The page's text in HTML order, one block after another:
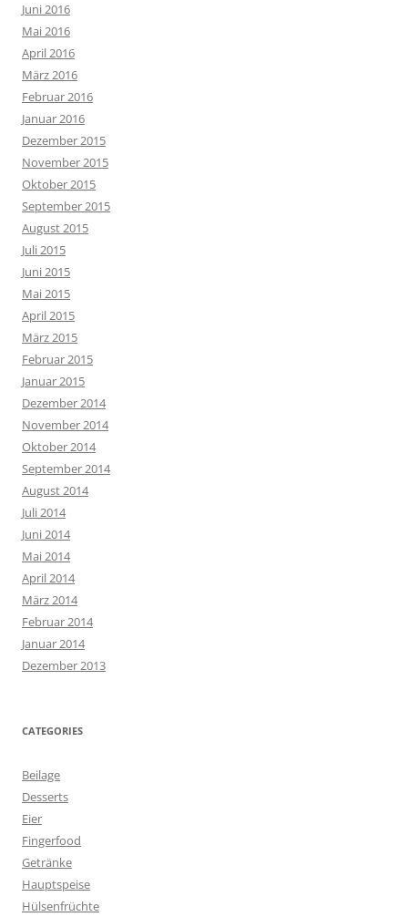
Juni 2016
Mai 2016
April 2016
März 2016
Februar 2016
Januar 2016
Dezember 2015
November 2015
Oktober 2015
September 2015
August 2015
Juli 2015
Juni 2015
Mai 2015
April 2015
März 2015
Februar 2015
Januar 2015
Dezember 2014
November 2014
Oktober 2014
September 2014
August 2014
Juli 2014
Juni 2014
Mai 2014
April 2014
März 2014
Februar 2014
Januar 2014
Dezember 2013
CATEGORIES
Beilage
Desserts
Eier
Fingerfood
Getränke
Hauptspeise
Hülsenfrüchte